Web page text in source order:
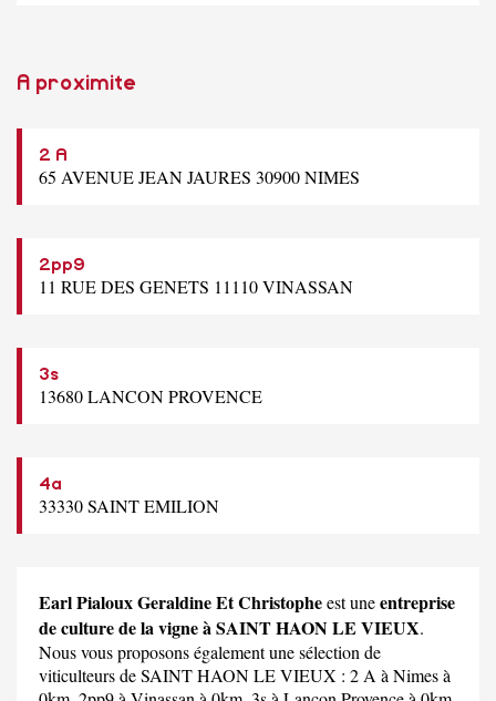
A proximite
2 A
65 AVENUE JEAN JAURES 30900 NIMES
2pp9
11 RUE DES GENETS 11110 VINASSAN
3s
13680 LANCON PROVENCE
4a
33330 SAINT EMILION
Earl Pialoux Geraldine Et Christopheest uneentreprise
de culture de la vigne à SAINT HAON LE VIEUX.
Nous vous proposons également une sélection de
viticulteurs de SAINT HAON LE VIEUX : 2 A à Nimes à